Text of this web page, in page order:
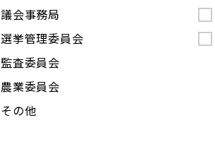
議会事務局
選挙管理委員会
監査委員会
農業委員会
その他